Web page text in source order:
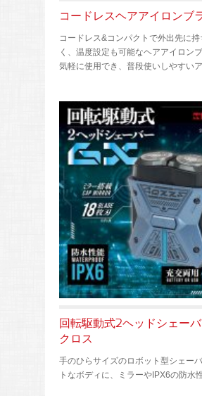
コードレスヘアアイロンブ
コードレス&コンパクトで外出先に持
く、温度設定も可能なヘアアイロン
気軽に使用でき、普段使いしやすいア
回転駆動式2ヘッドシェー
クロス
手のひらサイズのロボット型シェー
トなボディに、ミラーやIPX6の防水